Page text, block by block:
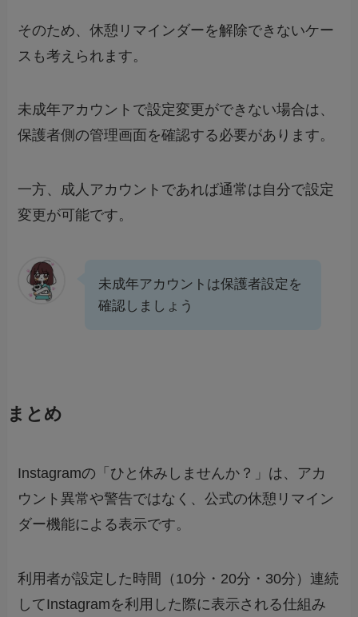
そのため、休憩リマインダーを解除できないケー
スも考えられます。
未成年アカウントで設定変更ができない場合は、
保護者側の管理画面を確認する必要があります。
一方、成人アカウントであれば通常は自分で設定
変更が可能です。
未成年アカウントは保護者設定を
確認しましょう
まとめ
Instagramの「ひと休みしませんか？」は、アカ
ウント異常や警告ではなく、公式の休憩リマイン
ダー機能による表示です。
利用者が設定した時間（10分・20分・30分）連続
してInstagramを利用した際に表示される仕組み